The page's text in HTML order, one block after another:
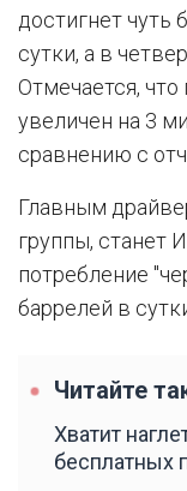
достигнет чуть
сутки, а в
Отмечается,
увеличен на 3
сравнению с
Главным
группы, станет
потребление
баррелей в
Читайте
Хватит
бесплатных